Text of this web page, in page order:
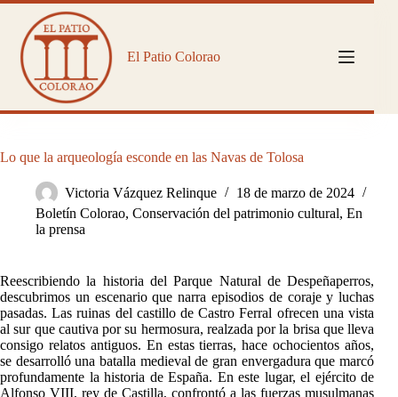
Saltar
contenido
El Patio Colorao
Lo que la arqueología esconde en las Navas de Tolosa
Victoria Vázquez Relinque
18 de marzo de 2024
Boletín Colorao, Conservación del patrimonio cultural, En
la prensa
Reescribiendo la historia del Parque Natural de Despeñaperros,
descubrimos un escenario que narra episodios de coraje y luchas
pasadas. Las ruinas del castillo de Castro Ferral ofrecen una vista
al sur que cautiva por su hermosura, realzada por la brisa que lleva
consigo relatos antiguos. En estas tierras, hace ochocientos años,
se desarrolló una batalla medieval de gran envergadura que marcó
profundamente la historia de España. En este lugar, el ejército de
Alfonso VIII, rey de Castilla, confrontó a las fuerzas musulmanas